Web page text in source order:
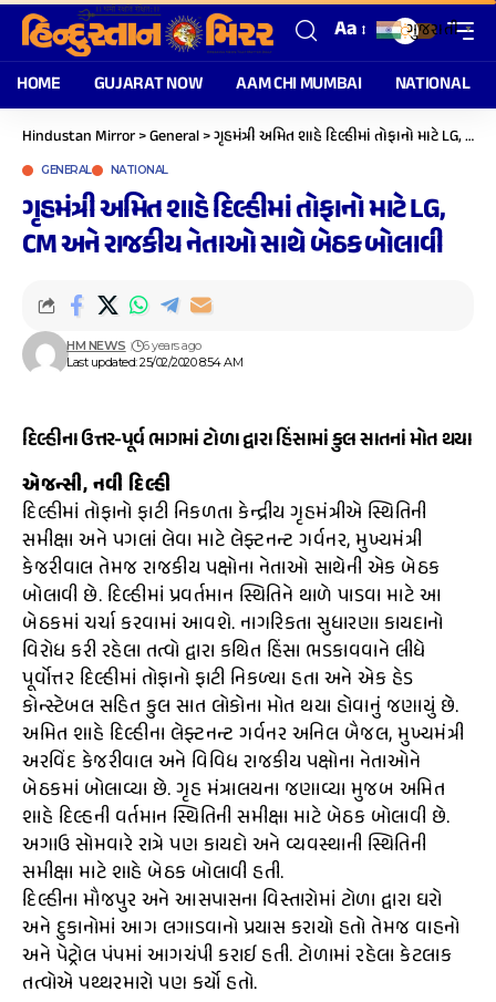
Aa
HOME GUJARAT NOW AAM CHI MUMBAI NATIONAL
Hindustan Mirror>General>ગૃહમંત્રી અમિત શાહે દિલ્હીમાં તોફાનો માટે LG, CM અને રાજકીય નેતાઓ સાથે બેઠક બોલાવી
GENERAL NATIONAL
ગૃહમંત્રી અમિત શાહે દિલ્હીમાં તોફાનો માટે LG,
CM અને રાજકીય નેતાઓ સાથે બેઠક બોલાવી
Last updated: 25/02/2020 8:54 AM
HM NEWS 6 years ago
દિલ્હીના ઉત્તર-પૂર્વ ભાગમાં ટોળા દ્વારા હિંસામાં કુલ સાતનાં મોત થયા
એજન્સી, નવી દિલ્હી
દિલ્હીમાં તોફાનો ફાટી નિકળતા કેન્દ્રીય ગૃહમંત્રીએ સ્થિતિની
સમીક્ષા અને પગલાં લેવા માટે લેફ્ટનન્ટ ગર્વનર, મુખ્યમંત્રી
કેજરીવાલ તેમજ રાજકીય પક્ષોના નેતાઓ સાથેની એક બેઠક
બોલાવી છે. દિલ્હીમાં પ્રવર્તમાન સ્થિતિને થાળે પાડવા માટે આ
બેઠકમાં ચર્ચા કરવામાં આવશે. નાગરિકતા સુધારણા કાયદાનો
વિરોધ કરી રહેલા તત્વો દ્વારા કથિત હિંસા ભડકાવવાને લીધે
પૂર્વોત્તર દિલ્હીમાં તોફાનો ફાટી નિકળ્યા હતા અને એક હેડ
કોન્સ્ટેબલ સહિત કુલ સાત લોકોના મોત થયા હોવાનું જણાયું છે.
અમિત શાહે દિલ્હીના લેફ્ટનન્ટ ગર્વનર અનિલ બૈજલ, મુખ્યમંત્રી
અરવિંદ કેજરીવાલ અને વિવિધ રાજકીય પક્ષોના નેતાઓને
બેઠકમાં બોલાવ્યા છે. ગૃહ મંત્રાલયના જણાવ્યા મુજબ અમિત
શાહે દિલ્હની વર્તમાન સ્થિતિની સમીક્ષા માટે બેઠક બોલાવી છે.
અગાઉ સોમવારે રાત્રે પણ કાયદો અને વ્યવસ્થાની સ્થિતિની
સમીક્ષા માટે શાહે બેઠક બોલાવી હતી.
દિલ્હીના મૌજપુર અને આસપાસના વિસ્તારોમાં ટોળા દ્વારા ઘરો
અને દુકાનોમાં આગ લગાડવાનો પ્રયાસ કરાયો હતો તેમજ વાહનો
અને પેટ્રોલ પંપમાં આગચંપી કરાઈ હતી. ટોળામાં રહેલા કેટલાક
તત્વોએ પથ્થરમારો પણ કર્યો હતો.
ગુજરાતી ▼